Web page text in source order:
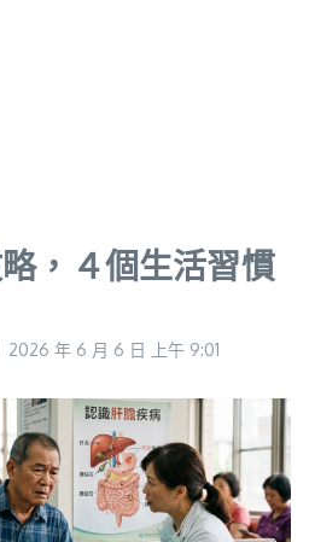
，４個生活習慣
2026 年 6 月 6 日 上午 9:01